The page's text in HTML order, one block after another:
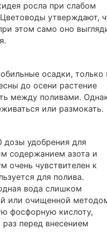
росла при слабом
утверждают,
этом само оно
осадки, только
до осени растение
между поливами.
или размокать.
дозы удобрения для
содержанием азота и
очень чувствителен к
для полива.
вода слишком
или очищенной
фосфорную кислоту,
перед внесением